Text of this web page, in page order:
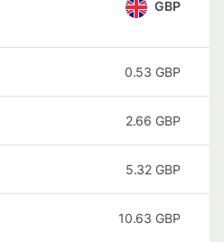
GBP
0.53 GBP
2.66 GBP
5.32 GBP
10.63 GBP